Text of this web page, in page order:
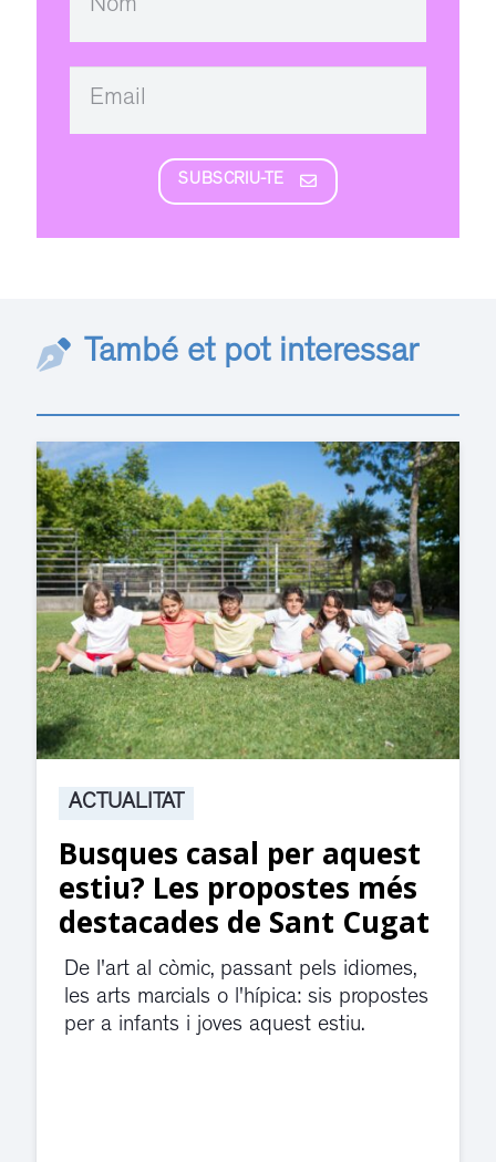
SUBSCRIU-TE
També et pot interessar
ACTUALITAT
Suspesa l’activitat als
jutjats de Rubí fins
divendres per una fuita
d’aigua
El servei de guàrdia i el jutjat de
violència de gènere s'han traslladat a